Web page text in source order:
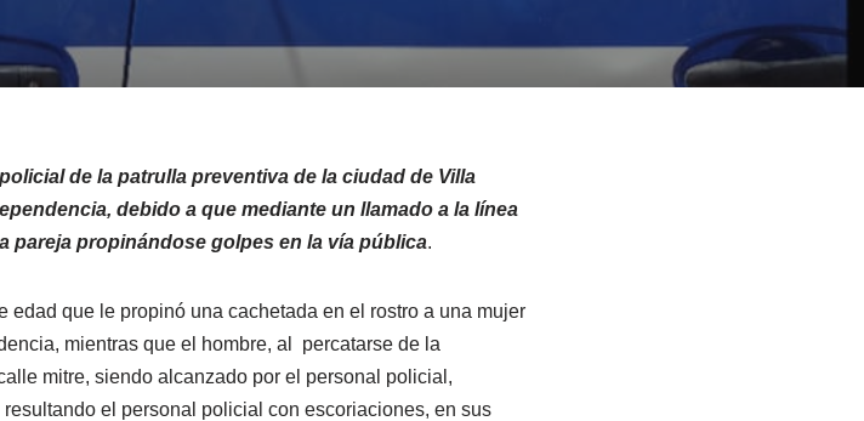
de la patrulla preventiva de la ciudad de Villa
debido a que mediante un llamado a la línea
pareja propinándose golpes en la vía pública.
que le propinó una cachetada en el rostro a una mujer
mientras que el hombre, al percatarse de la
mitre, siendo alcanzado por el personal policial,
el personal policial con escoriaciones, en sus